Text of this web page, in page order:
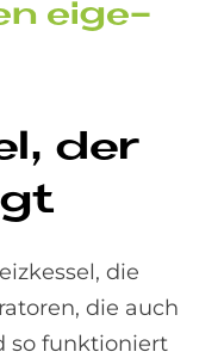
ei­ge­
der
die
die auch
so funktioniert